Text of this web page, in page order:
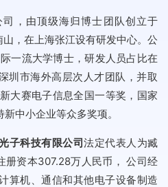
，由顶级海归博士团队创立于
，在上海张江设有研发中心。公
一流大学博士，研发人员占比在
圳市海外高层次人才团队，并取
大赛电子信息全国一等奖，国家
中小企业等众多奖项。
子科技有限公司法定代表人为臧
资本307.28万人民币， 公司经
算机、通信和其他电子设备制造